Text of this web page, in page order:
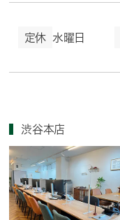
定休 水曜日
渋谷本店